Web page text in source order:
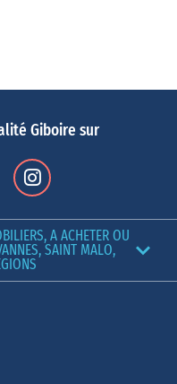
Giboire sur
A ACHETER OU
SAINT MALO,